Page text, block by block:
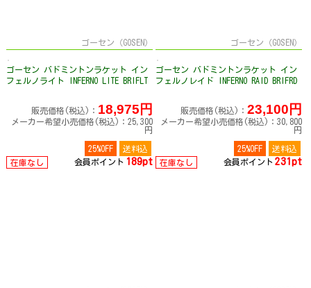
ゴーセン（GOSEN）
ゴーセン バドミントンラケット イン
フェルノライト INFERNO LITE BRIFLT
販売価格(税込)： 18,975円
メーカー希望小売価格(税込)：25,300
円
25%OFF
送料込
在庫なし
会員ポイント 189pt
ゴーセン（GOSEN）
ゴーセン バドミントンラケット イン
フェルノレイド INFERNO RAID BRIFRD
販売価格(税込)： 23,100円
メーカー希望小売価格(税込)：30,800
円
25%OFF
送料込
在庫なし
会員ポイント 231pt